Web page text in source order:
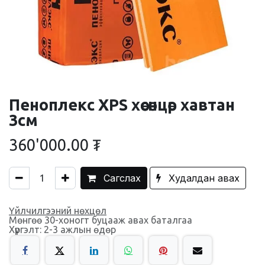
Пеноплекс XPS хөөсөнцөр хавтан
3см
360'000.00 ₮
Сагслах Худалдан авах
Үйлчилгээний нөхцөл
Мөнгөө 30-хоногт буцааж авах баталгаа
Хүргэлт: 2-3 ажлын өдөр